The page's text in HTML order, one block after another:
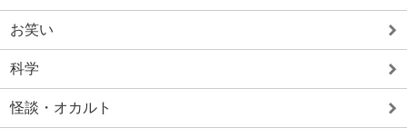
お笑い
科学
怪談・オカルト